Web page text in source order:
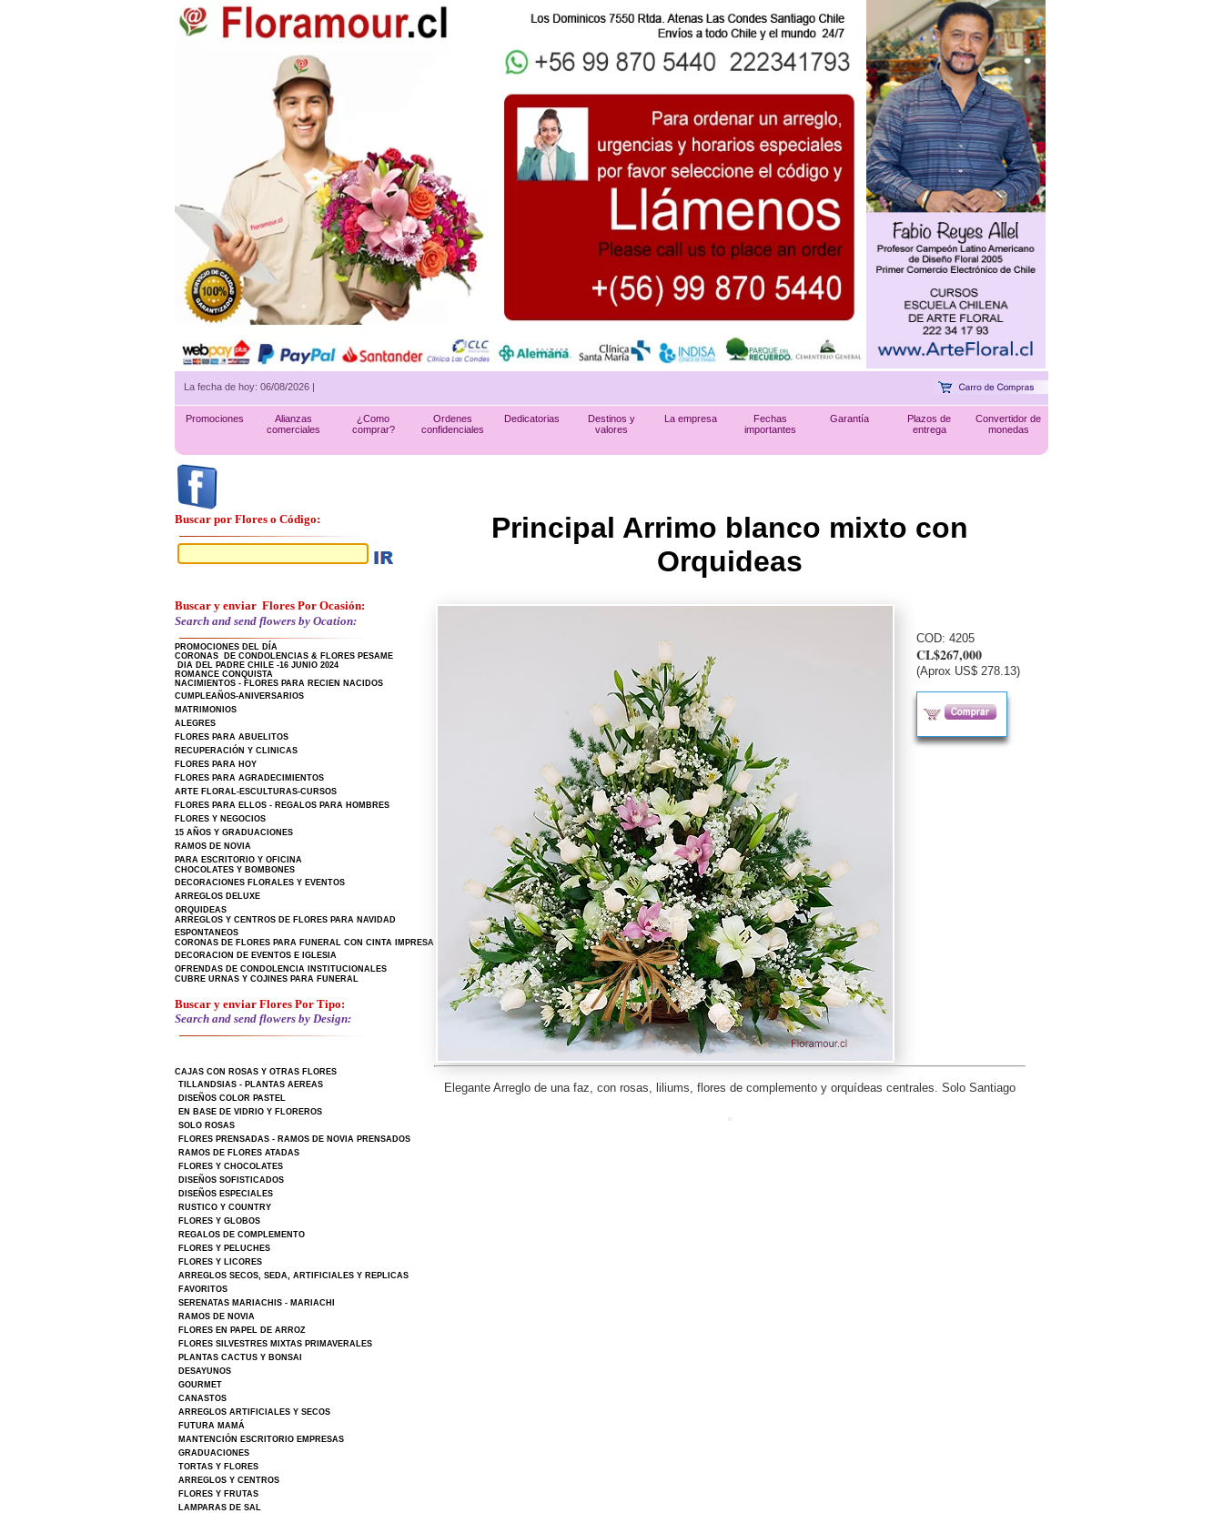
La fecha de hoy: 06/08/2026 |
Promociones
Alianzas
comerciales
¿Como
comprar?
Ordenes
confidenciales
Dedicatorias
Destinos y
valores
La empresa
Fechas
importantes
Garantía
Plazos de
entrega
Convertidor de
monedas
Buscar por Flores o Código:
Buscar y enviar Flores Por Ocasión:
Search and send flowers by Ocation:
PROMOCIONES DEL DÍA
CORONAS DE CONDOLENCIAS & FLORES PESAME
DIA DEL PADRE CHILE -16 JUNIO 2024
ROMANCE CONQUISTA
NACIMIENTOS - FLORES PARA RECIEN NACIDOS
CUMPLEAÑOS-ANIVERSARIOS
MATRIMONIOS
ALEGRES
FLORES PARA ABUELITOS
RECUPERACIÓN Y CLINICAS
FLORES PARA HOY
FLORES PARA AGRADECIMIENTOS
ARTE FLORAL-ESCULTURAS-CURSOS
FLORES PARA ELLOS - REGALOS PARA HOMBRES
FLORES Y NEGOCIOS
15 AÑOS Y GRADUACIONES
RAMOS DE NOVIA
PARA ESCRITORIO Y OFICINA
CHOCOLATES Y BOMBONES
DECORACIONES FLORALES Y EVENTOS
ARREGLOS DELUXE
ORQUIDEAS
ARREGLOS Y CENTROS DE FLORES PARA NAVIDAD
ESPONTANEOS
CORONAS DE FLORES PARA FUNERAL CON CINTA IMPRESA
DECORACION DE EVENTOS E IGLESIA
OFRENDAS DE CONDOLENCIA INSTITUCIONALES
CUBRE URNAS Y COJINES PARA FUNERAL
Buscar y enviar Flores Por Tipo:
Search and send flowers by Design:
CAJAS CON ROSAS Y OTRAS FLORES
TILLANDSIAS - PLANTAS AEREAS
DISEÑOS COLOR PASTEL
EN BASE DE VIDRIO Y FLOREROS
SOLO ROSAS
FLORES PRENSADAS - RAMOS DE NOVIA PRENSADOS
RAMOS DE FLORES ATADAS
FLORES Y CHOCOLATES
DISEÑOS SOFISTICADOS
DISEÑOS ESPECIALES
RUSTICO Y COUNTRY
FLORES Y GLOBOS
REGALOS DE COMPLEMENTO
FLORES Y PELUCHES
FLORES Y LICORES
ARREGLOS SECOS, SEDA, ARTIFICIALES Y REPLICAS
FAVORITOS
SERENATAS MARIACHIS - MARIACHI
RAMOS DE NOVIA
FLORES EN PAPEL DE ARROZ
FLORES SILVESTRES MIXTAS PRIMAVERALES
PLANTAS CACTUS Y BONSAI
DESAYUNOS
GOURMET
CANASTOS
ARREGLOS ARTIFICIALES Y SECOS
FUTURA MAMÁ
MANTENCIÓN ESCRITORIO EMPRESAS
GRADUACIONES
TORTAS Y FLORES
ARREGLOS Y CENTROS
FLORES Y FRUTAS
LAMPARAS DE SAL
Principal Arrimo blanco mixto con
Orquideas
COD: 4205
CL$267,000
(Aprox US$ 278.13)
Elegante Arreglo de una faz, con rosas, liliums, flores de complemento y orquí­deas centrales. Solo Santiago